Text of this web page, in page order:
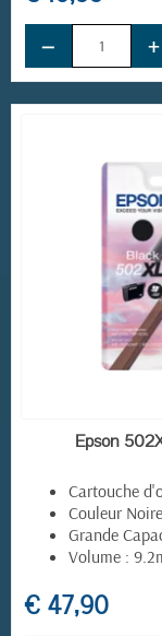
− +
Epson
Cartouche
Couleur Noire
Grande
Volume :
€ 47,90